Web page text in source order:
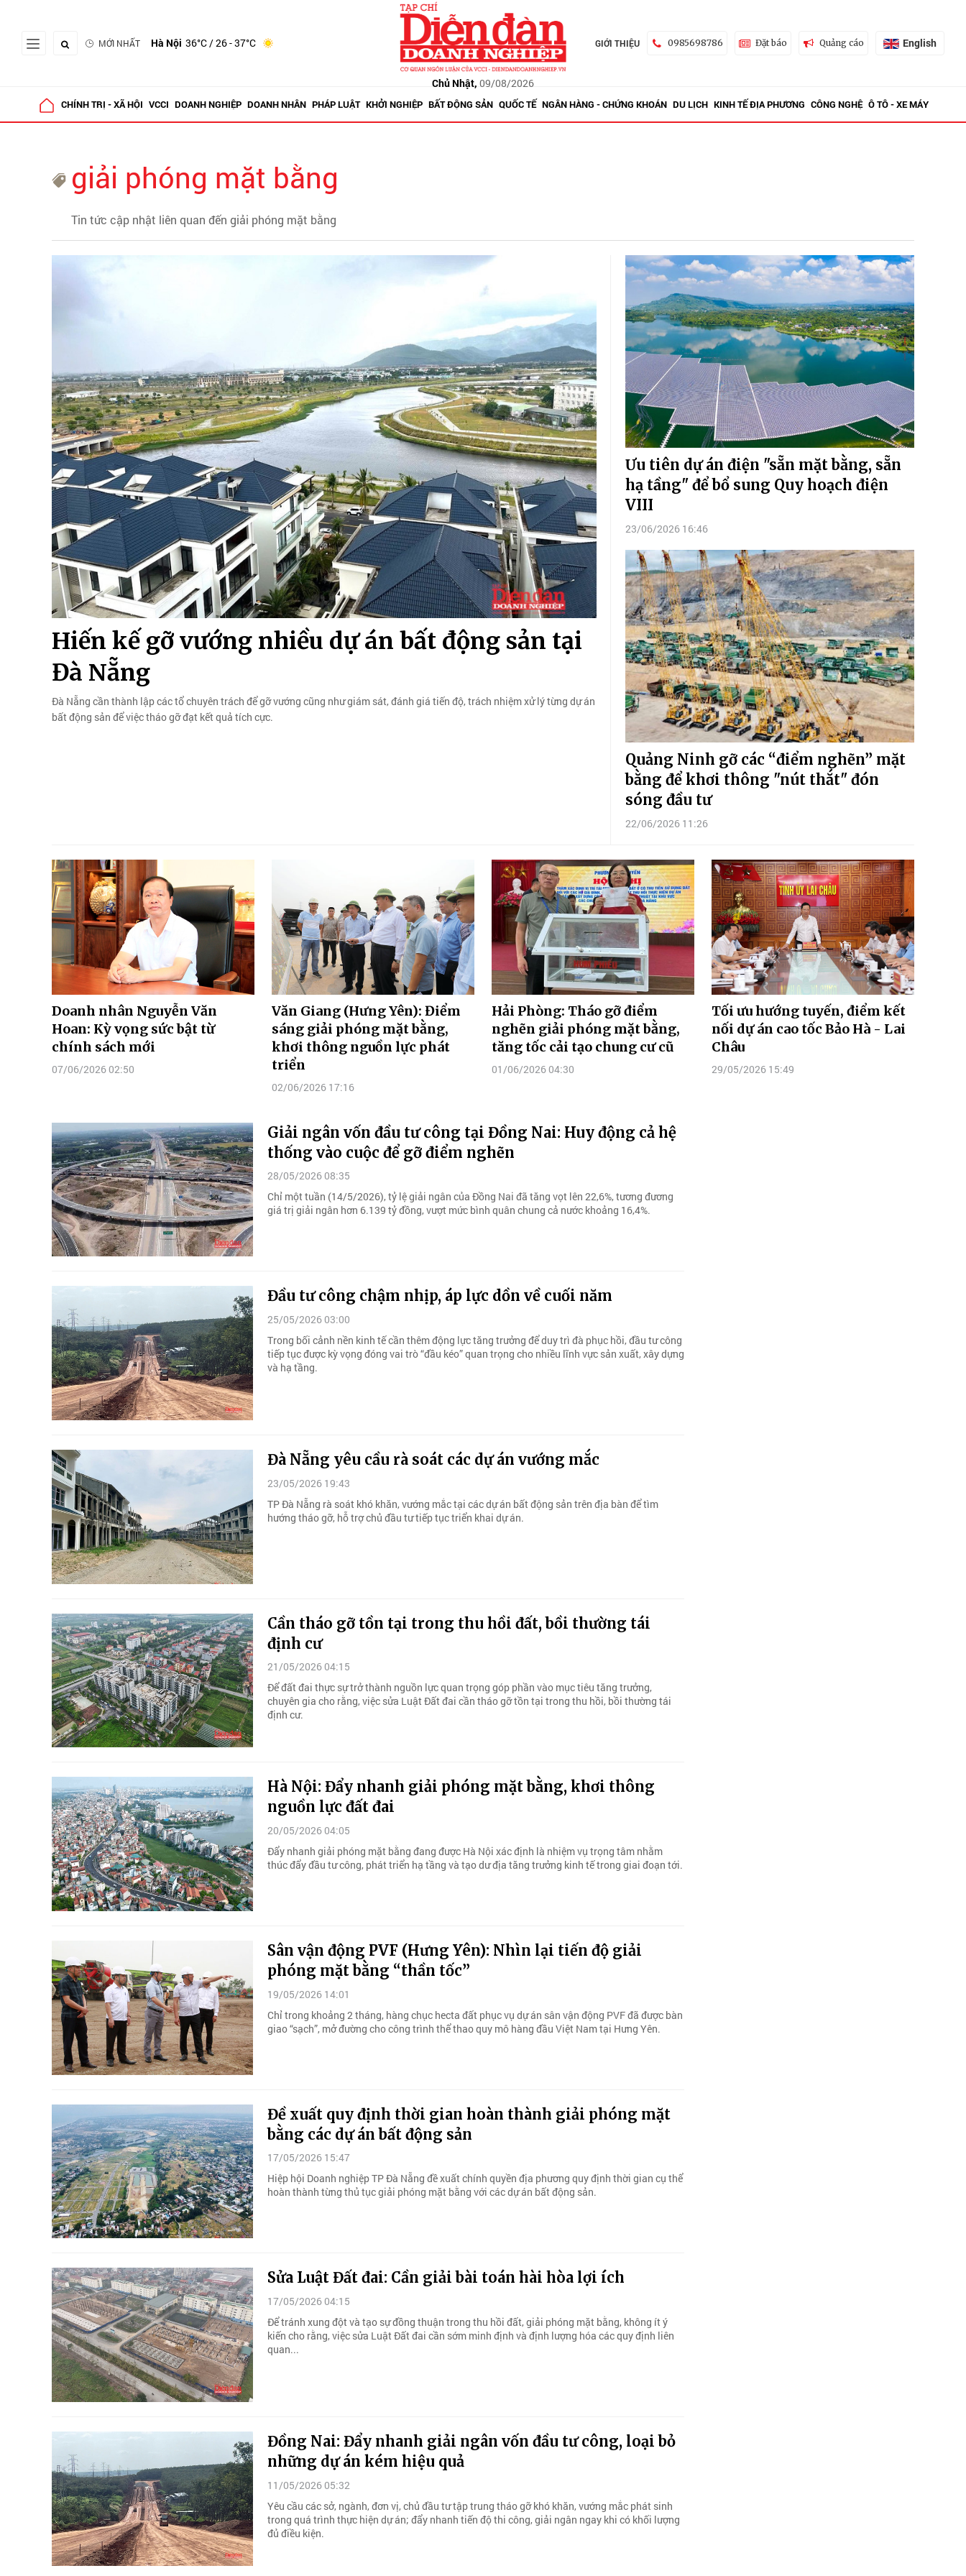
MỚI NHẤT Hà Nội 36°C/ 26 - 37°C
Chủ Nhật, 09/08/2026
GIỚI THIỆU 0985698786 Đặt báo Quảng cáo English
CHÍNH TRỊ - XÃ HỘI VCCI DOANH NGHIỆP DOANH NHÂN PHÁP LUẬT KHỞI NGHIỆP BẤT ĐỘNG SẢN QUỐC TẾ NGÂN HÀNG - CHỨNG KHOÁN DU LỊCH KINH TẾ ĐỊA PHƯƠNG CÔNG NGHỆ Ô TÔ - XE MÁY
giải phóng mặt bằng
Tin tức cập nhật liên quan đến giải phóng mặt bằng
Hiến kế gỡ vướng nhiều dự án bất động sản tại
Đà Nẵng
Đà Nẵng cần thành lập các tổ chuyên trách để gỡ vướng cũng như giám sát, đánh giá tiến độ, trách nhiệm xử lý từng dự án
bất động sản để việc tháo gỡ đạt kết quả tích cực.
Ưu tiên dự án điện "sẵn mặt bằng, sẵn
hạ tầng" để bổ sung Quy hoạch điện
VIII
23/06/2026 16:46
Quảng Ninh gỡ các “điểm nghẽn” mặt
bằng để khơi thông "nút thắt" đón
sóng đầu tư
22/06/2026 11:26
Doanh nhân Nguyễn Văn
Hoan: Kỳ vọng sức bật từ
chính sách mới
07/06/2026 02:50
Văn Giang (Hưng Yên): Điểm
sáng giải phóng mặt bằng,
khơi thông nguồn lực phát
triển
02/06/2026 17:16
Hải Phòng: Tháo gỡ điểm
nghẽn giải phóng mặt bằng,
tăng tốc cải tạo chung cư cũ
01/06/2026 04:30
Tối ưu hướng tuyến, điểm kết
nối dự án cao tốc Bảo Hà - Lai
Châu
29/05/2026 15:49
Giải ngân vốn đầu tư công tại Đồng Nai: Huy động cả hệ
thống vào cuộc để gỡ điểm nghẽn
28/05/2026 08:35
Chỉ một tuần (14/5/2026), tỷ lệ giải ngân của Đồng Nai đã tăng vọt lên 22,6%, tương đương
giá trị giải ngân hơn 6.139 tỷ đồng, vượt mức bình quân chung cả nước khoảng 16,4%.
Đầu tư công chậm nhịp, áp lực dồn về cuối năm
25/05/2026 03:00
Trong bối cảnh nền kinh tế cần thêm động lực tăng trưởng để duy trì đà phục hồi, đầu tư công
tiếp tục được kỳ vọng đóng vai trò “đầu kéo” quan trọng cho nhiều lĩnh vực sản xuất, xây dựng
và hạ tầng.
Đà Nẵng yêu cầu rà soát các dự án vướng mắc
23/05/2026 19:43
TP Đà Nẵng rà soát khó khăn, vướng mắc tại các dự án bất động sản trên địa bàn để tìm
hướng tháo gỡ, hỗ trợ chủ đầu tư tiếp tục triển khai dự án.
Cần tháo gỡ tồn tại trong thu hồi đất, bồi thường tái
định cư
21/05/2026 04:15
Để đất đai thực sự trở thành nguồn lực quan trọng góp phần vào mục tiêu tăng trưởng,
chuyên gia cho rằng, việc sửa Luật Đất đai cần tháo gỡ tồn tại trong thu hồi, bồi thường tái
định cư.
Hà Nội: Đẩy nhanh giải phóng mặt bằng, khơi thông
nguồn lực đất đai
20/05/2026 04:05
Đẩy nhanh giải phóng mặt bằng đang được Hà Nội xác định là nhiệm vụ trọng tâm nhằm
thúc đẩy đầu tư công, phát triển hạ tầng và tạo dư địa tăng trưởng kinh tế trong giai đoạn tới.
Sân vận động PVF (Hưng Yên): Nhìn lại tiến độ giải
phóng mặt bằng “thần tốc”
19/05/2026 14:01
Chỉ trong khoảng 2 tháng, hàng chục hecta đất phục vụ dự án sân vận động PVF đã được bàn
giao “sạch”, mở đường cho công trình thể thao quy mô hàng đầu Việt Nam tại Hưng Yên.
Đề xuất quy định thời gian hoàn thành giải phóng mặt
bằng các dự án bất động sản
17/05/2026 15:47
Hiệp hội Doanh nghiệp TP Đà Nẵng đề xuất chính quyền địa phương quy định thời gian cụ thể
hoàn thành từng thủ tục giải phóng mặt bằng với các dự án bất động sản.
Sửa Luật Đất đai: Cần giải bài toán hài hòa lợi ích
17/05/2026 04:15
Để tránh xung đột và tạo sự đồng thuận trong thu hồi đất, giải phóng mặt bằng, không ít ý
kiến cho rằng, việc sửa Luật Đất đai cần sớm minh định và định lượng hóa các quy định liên
quan...
Đồng Nai: Đẩy nhanh giải ngân vốn đầu tư công, loại bỏ
những dự án kém hiệu quả
11/05/2026 05:32
Yêu cầu các sở, ngành, đơn vị, chủ đầu tư tập trung tháo gỡ khó khăn, vướng mắc phát sinh
trong quá trình thực hiện dự án; đẩy nhanh tiến độ thi công, giải ngân ngay khi có khối lượng
đủ điều kiện.